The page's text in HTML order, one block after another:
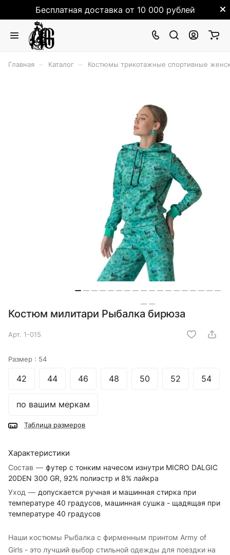
Бесплатная доставка от 10 000 рублей
Главная Каталог Костюмы трикотажные спортивные
Костюм милитари Рыбалка бирюза
Арт. 1-015
Размер : 54
42 44 46 48 50 52 54
по вашим меркам
Таблица размеров
Характеристики
Состав — футер с тонким начесом изнутри MICRO DALGIC
20DEN 300 GR, 92% полиэстр и 8% лайкра
Уход — допускается ручная и машинная стирка при
температуре 40 градусов, машинная сушка - щадящая при
температуре 40 градусов
Наши костюмы Рыбалка с фирменным принтом Army of
Girls - это лучший выбор стильной одежды для поездки на